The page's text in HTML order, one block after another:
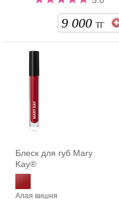
9 000 ТГ
Блеск для губ Mary
Kay®
Алая вишня